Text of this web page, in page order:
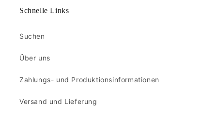
Schnelle Links
Suchen
Über uns
Zahlungs- und Produktionsinformationen
Versand und Lieferung